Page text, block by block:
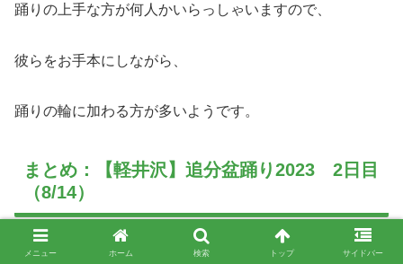
踊りの上手な方が何人かいらっしゃいますので、
彼らをお手本にしながら、
踊りの輪に加わる方が多いようです。
まとめ：【軽井沢】追分盆踊り2023 2日目
（8/14）
メニュー ホーム 検索 トップ サイドバー